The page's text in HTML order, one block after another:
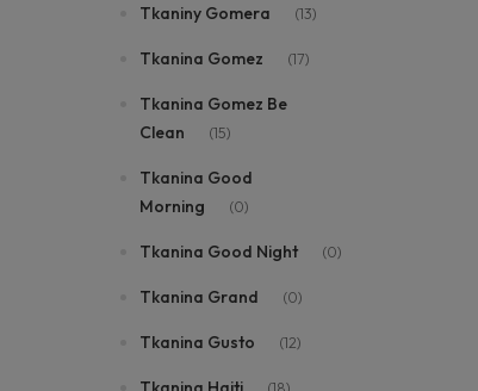
Tkaniny Gomera (13)
Tkanina Gomez (17)
Tkanina Gomez Be
Clean
(15)
Tkanina Good
Morning
(0)
Tkanina Good Night (0)
Tkanina Grand (0)
Tkanina Gusto (12)